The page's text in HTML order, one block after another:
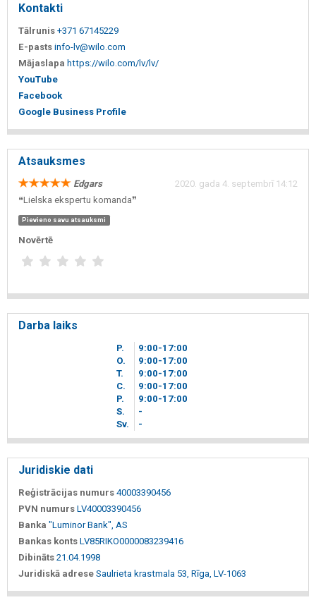
Kontakti
Tālrunis +371 67145229
E-pasts info-lv@wilo.com
Mājaslapa https://wilo.com/lv/lv/
YouTube
Facebook
Google Business Profile
Atsauksmes
Edgars
2020. gada 4. septembrī 14:12
❝Lielska ekspertu komanda❞
Pievieno savu atsauksmi
Novērtē
Darba laiks
P. 9 00-17 00
O.
9 00-17 00
T.
9 00-17 00
C.
9 00-17 00
P.
9 00-17 00
S.
-
Sv.
-
Juridiskie dati
Reģistrācijas numurs 40003390456
PVN numurs LV40003390456
Banka "Luminor Bank", AS
Bankas konts LV85RIKO0000083239416
Dibināts 21.04.1998
Juridiskā adrese Saulrieta krastmala 53, Rīga, LV-1063